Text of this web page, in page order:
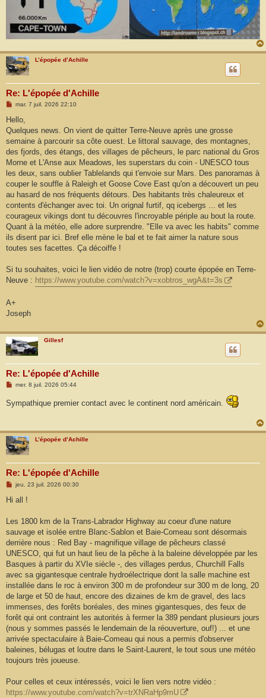
L’épopée d’Achille
Re: L'épopée d'Achille
M
s
a
g
mar. 7 juil. 2026 22:10
Hello,
Quelques news. On vient de quitter Terre-Neuve après une grosse
semaine à parcourir sa côte ouest. Le littoral sauvage, des montagnes,
des fjords, des étangs, des villages de pêcheurs, le parc national du Gros
Morne et L'Anse aux Meadows, les superstars du coin - UNESCO tous
les deux, sans oublier Tablelands qui t'envoie sur Mars. Des panoramas à
couper le souffle à Raleigh et Goose Cove East qu'on a découvert un peu
au hasard de nos fréquents détours. Des habitants très chaleureux et
contents d'échanger avec toi. Un orignal furtif, qq icebergs ... et les
courageux vikings dont tu découvres l'incroyable périple au bout la route.
Quant à la météo, elle adore surprendre. "Elle va avec les habits" comme
ils disent par ici. Bref elle mène le bal et te fait aimer la nature sous
toutes ses facettes. Ça décoiffe !
Si tu souhaites, voici le lien vidéo de notre (trop) courte épopée en Terre-
Neuve : https://www.youtube.com/watch?v=xobtros_wgA&t=3s
A+
Joseph
Gillesf
Re: L'épopée d'Achille
M
s
mer. 8 juil. 2026 05:44
Sympathique premier contact avec le continent nord américain.
L’épopée d’Achille
Re: L'épopée d'Achille
M
g
jeu. 23 juil. 2026 00:30
Hi all !
Les 1800 km de la Trans-Labrador Highway au coeur d'une nature
sauvage et isolée entre Blanc-Sablon et Baie-Comeau sont désormais
derrière nous : Red Bay - magnifique village de pêcheurs classé
UNESCO, qui fut un haut lieu de la pêche à la baleine développée par les
Basques à partir du XVIe siècle -, des villages perdus, Churchill Falls
avec sa gigantesque centrale hydroélectrique dont la salle machine est
installée dans le roc à environ 300 m de profondeur sur 300 m de long, 20
de large et 50 de haut, encore des dizaines de km de gravel, des lacs
immenses, des forêts boréales, des mines gigantesques, des feux de
forêt qui ont contraint les autorités à fermer la 389 pendant plusieurs jours
(nous y sommes passés le lendemain de la réouverture, ouf!) ... et une
arrivée spectaculaire à Baie-Comeau qui nous a permis d'observer
baleines, bélugas et loutre dans le Saint-Laurent, le tout sous une météo
toujours très joueuse.
Pour celles et ceux intéressés, voici le lien vers notre vidéo :
https://www.youtube.com/watch?v=trXNRaHp9mU